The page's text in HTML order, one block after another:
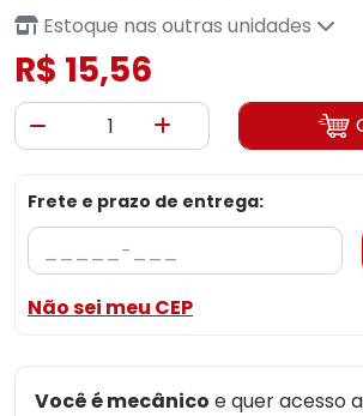
Estoque nas outras unidades
R$ 15,56
Frete e prazo de entrega:
Não sei meu CEP
Você é mecânico e quer acesso